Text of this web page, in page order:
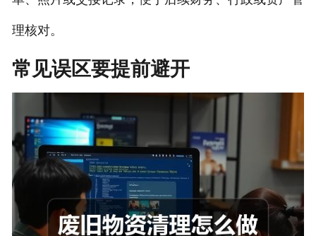
理核对。
常见误区要提前避开